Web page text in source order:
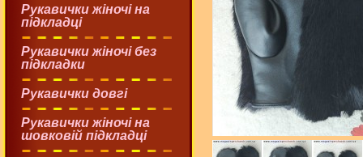
Рукавички жіночі на
підкладці
Рукавички жіночі без
підкладки
Рукавички довгі
Рукавички жіночі на
шовковій підкладці